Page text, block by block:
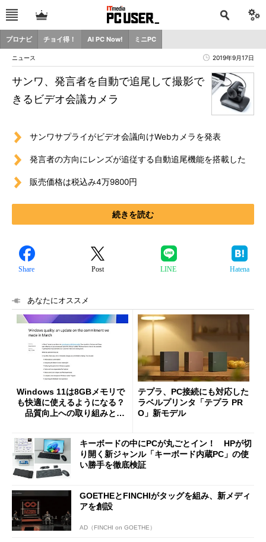
プロナビ チョイ得！ AI PC Now! ミニPC
ニュース 2019年9月17日
サンワ、発言者を自動で追尾して撮影で
きるビデオ会議カメラ
サンワサプライがビデオ会議向けWebカメラを発表
発言者の方向にレンズが追従する自動追尾機能を搭載した
販売価格は税込み4万9800円
続きを読む
Share Post LINE Hatena
あなたにオススメ
Windows 11は8GBメモリで
も快適に使えるようになる？
品質向上への取り組みと
テプラ、PC接続にも対応した
ラベルプリンタ「テプラ PR
O」新モデル
キーボードの中にPCが丸ごとイン！ HPが切
り開く新ジャンル「キーボード内蔵PC」の使
い勝手を徹底検証
GOETHEとFINCHIがタッグを組み、新メディ
アを創設
AD（FINCHI on GOETHE）